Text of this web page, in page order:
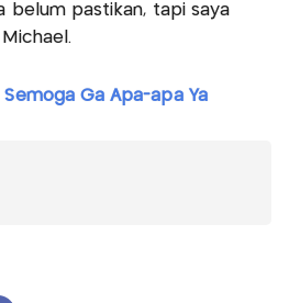
belum pastikan, tapi saya
Semoga Ga Apa-apa Ya